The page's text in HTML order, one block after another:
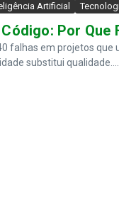
Artificial
Por Que
falhas em projetos
substitui qualidade....